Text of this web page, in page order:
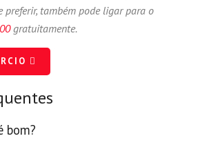
preferir, também pode ligar para o
gratuitamente.
bom?